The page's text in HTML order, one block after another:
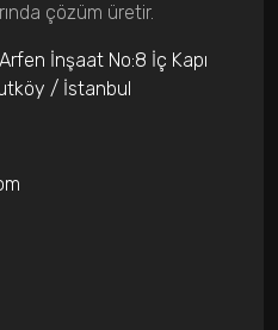
çözüm üretir.
İnşaat No:8 İç Kapı
/ İstanbul